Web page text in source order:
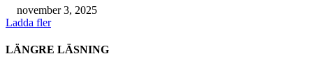
november 3, 2025
Ladda fler
LÄNGRE LÄSNING